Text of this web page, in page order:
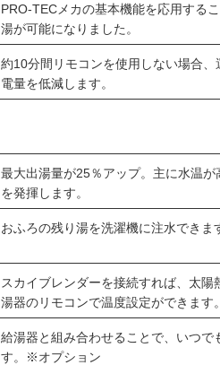
PRO-TECメカの基本機能を応用する
湯が可能になりました。
約10分間リモコンを使用しない場合
電量を低減します。
最大出湯量が25％アップ。主に水温
を発揮します。
おふろの残り湯を洗濯機に注水できま
スカイブレンダーを接続すれば、太
湯器のリモコンで温度設定ができま
給湯器と組み合わせることで、いつで
す。※オプション